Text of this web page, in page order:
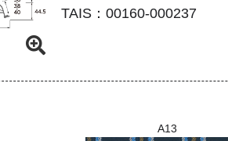
TAIS：00160‐000237
A13